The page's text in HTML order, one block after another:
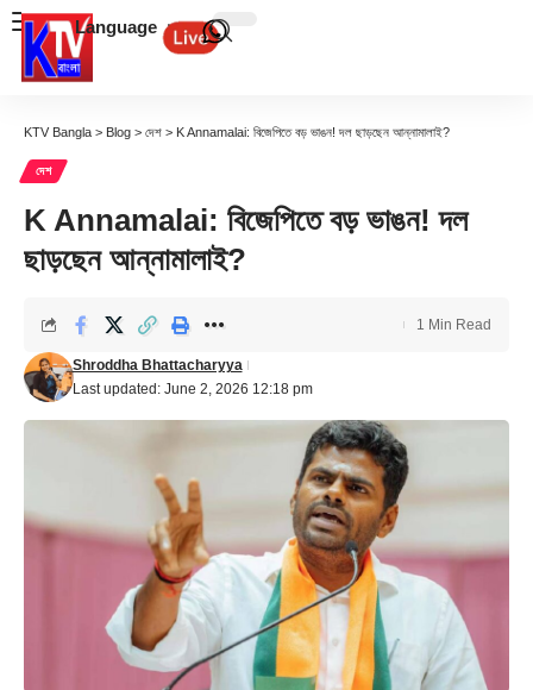
Language
KTV Bangla > Blog > দেশ > K Annamalai: বিজেপিতে বড় ভাঙন! দল ছাড়ছেন আন্নামালাই?
দেশ
K Annamalai: বিজেপিতে বড় ভাঙন! দল
ছাড়ছেন আন্নামালাই?
Last updated: June 2, 2026 12:18 pm
Shroddha Bhattacharyya
1 Min Read